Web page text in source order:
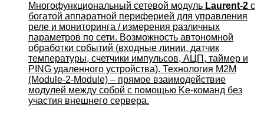
Многофункциональный сетевой модуль Laurent-2 с
богатой аппаратной периферией для управления
реле и мониторинга / измерения различных
параметров по сети. Возможность автономной
обработки событий (входные линии, датчик
температуры, счетчики импульсов, АЦП, таймер и
PING удаленного устройства). Технология M2M
(Module-2-Module) – прямое взаимодействие
модулей между собой с помощью Ke-команд без
участия внешнего сервера.